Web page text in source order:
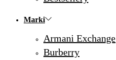
Marki
Armani Exchange
Burberry